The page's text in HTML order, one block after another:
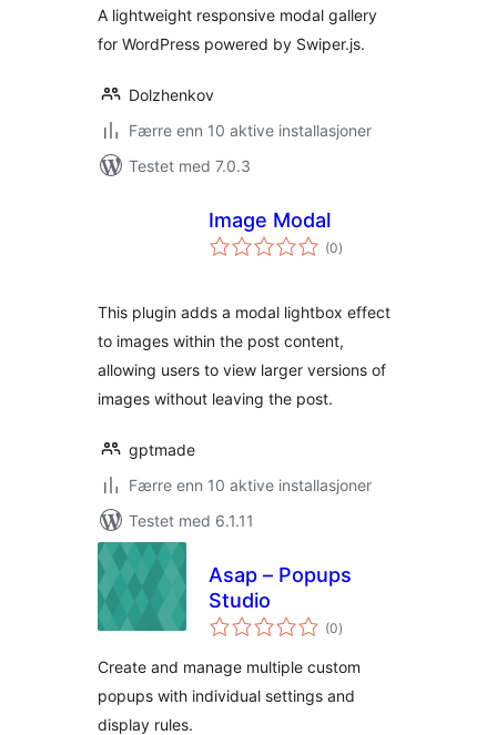
A lightweight responsive modal gallery
for WordPress powered by Swiper.js.
Dolzhenkov
Færre enn 10 aktive installasjoner
Testet med 7.0.3
Image Modal
(0totale
vurderinger
)
This plugin adds a modal lightbox effect
to images within the post content,
allowing users to view larger versions of
images without leaving the post.
gptmade
Færre enn 10 aktive installasjoner
Testet med 6.1.11
Asap – Popups
Studio
(0totale
vurderinger
)
Create and manage multiple custom
popups with individual settings and
display rules.